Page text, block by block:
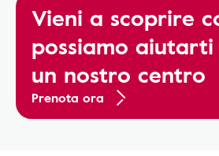
Vieni a scoprire
possiamo
un nostro centro
Prenota ora